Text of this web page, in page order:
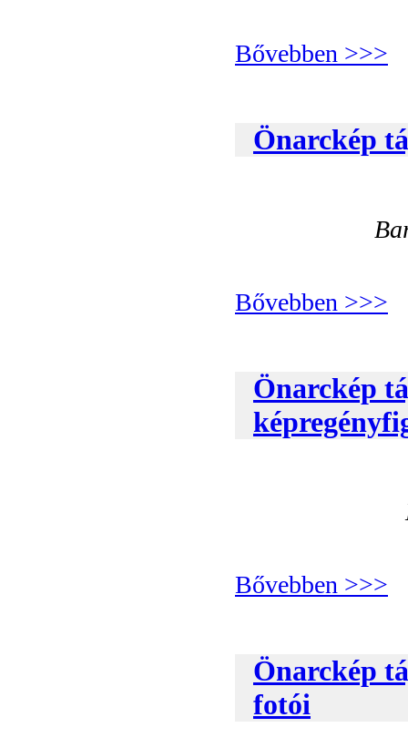
Bővebben >>>
Önarckép
Bővebben >>>
Önarckép
Bővebben >>>
Önarckép
fotói